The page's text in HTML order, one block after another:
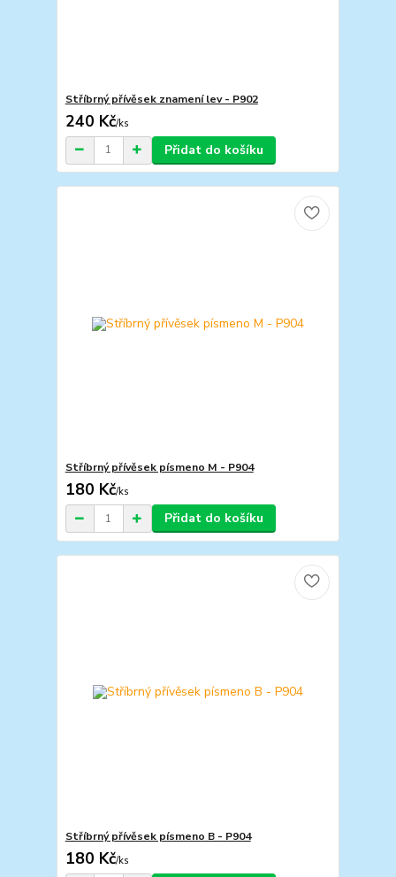
Stříbrný přívěsek znamení lev - P902
240 Kč/ks
Přidat do košíku
Stříbrný přívěsek písmeno M - P904
180 Kč/ks
Přidat do košíku
Stříbrný přívěsek písmeno B - P904
180 Kč/ks